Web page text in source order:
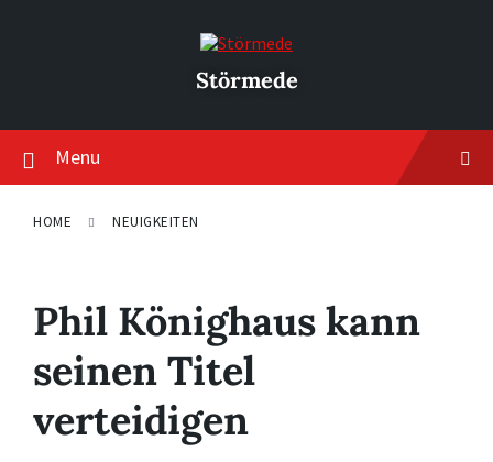
Störmede
Menu
HOME NEUIGKEITEN
Phil Könighaus kann
seinen Titel
verteidigen